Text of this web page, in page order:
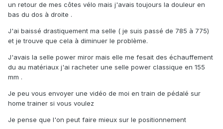
un retour de mes côtes vélo mais j'avais toujours la douleur en
bas du dos à droite .
J'ai baissé drastiquement ma selle ( je suis passé de 785 à 775)
et je trouve que cela à diminuer le problème.
J'avais la selle power miror mais elle me fesait des échauffement
du au matériaux j'ai racheter une selle power classique en 155
mm .
Je peu vous envoyer une vidéo de moi en train de pédalé sur
home trainer si vous voulez
Je pense que l'on peut faire mieux sur le positionnement